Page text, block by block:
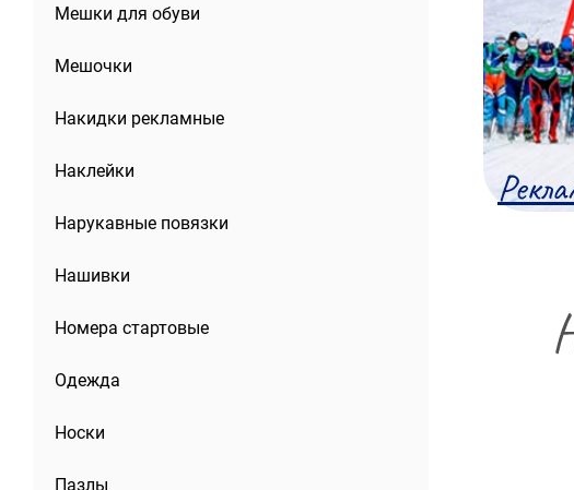
Мешки для обуви
Мешочки
Накидки рекламные
Наклейки
Нарукавные повязки
Нашивки
Номера стартовые
Одежда
Носки
Пазлы